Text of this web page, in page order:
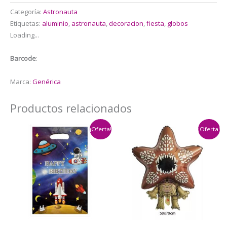
con
Banderín
Astronauta
cantidad
Categoría: Astronauta
Etiquetas: aluminio, astronauta,decoracion,fiesta, globos
Loading...
Barcode:
Marca: Genérica
Productos relacionados
¡Oferta! ¡Oferta!